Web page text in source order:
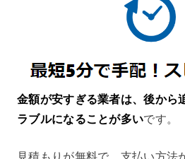
金額が安すぎる業者は、後から
ラブルになることが多いです。